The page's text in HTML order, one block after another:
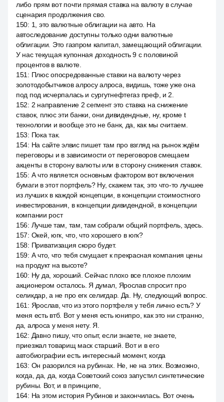
либо прям вот почти прямая ставка на валюту в случае
сценария продолжения сво.
150: 1, это валютные облигации на авто. На
автоследование доступны только одни валютные
облигации. Это газпром капитал, замещающий облигации.
У нас текущая купонная доходность 9 с половиной
процентов в валюте.
151 : Плюс опосредованные ставки на валюту через
золотодобытчиков алросу алроса, видишь, тоже уже она
под под исчерпалась и сургутнефтегаз преф, и 2.
152: 2 направление 2 сегмент это ставка на снижение
ставок, плюс эти банки, они дивидендные, ну, кроме t
технологии и вообще это не банк, да, как мы считаем.
153: Пока так.
154: На сайте элвис пишет там про взгляд на рынок ждём
переговоры и в зависимости от переговоров смещаем
акценты в сторону валюты или в сторону снижения ставок.
155: А что является основным фактором вот включения
бумаги в этот портфель? Ну, скажем так, это что-то лучшее
из лучших в каждой концепции, в концепции стоимостного
инвестирования, в концепции дивидендной, в концепции
компании рост
156: Лучше там, там, там собрали общий портфель, здесь.
157: Окей, югк, что, что хорошего в югк?
158: Приватизация скоро будет.
159: А что, что тебя смущает к прекрасная компания цены
на продукт на высоте?
160: Ну да, хороший. Сейчас плохо все плохое плохим
акционером осталось. Я думал, Ярослав спросит про
селикдар, а не про егк селигдар. Да. Ну, следующий вопрос.
161 : Ярослав, что из этого портфеля у тебя лично есть? У
меня есть втб. Вот у меня есть юнипро, как это ни странно,
да, алроса у меня нету. Я.
162: Давно пишу, что опыт, если знаете, не знаете,
приезжал товарищ маск старший. Вот и в его
автобиографии есть интересный момент, когда
163: Он разорился на рубинах. Не, не на этих. Возможно,
когда, да, да, когда Советский союз запустил синтетические
рубины. Вот, и в принципе,
164: На этом история Рубинов и закончилась. Вот очень